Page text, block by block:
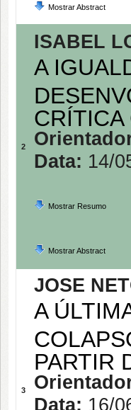
Mostrar Abstract
2
ISABEL
A
CRÍTICA
Data: 14/
Mostrar Resumo
Mostrar Abstract
3
JOSE
A
PARTIR
Data: 16/